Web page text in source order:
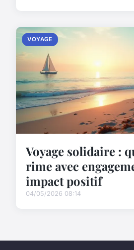
VOYAGE
Voyage solidaire :
rime avec
impact positif
04/05/2026 08:14